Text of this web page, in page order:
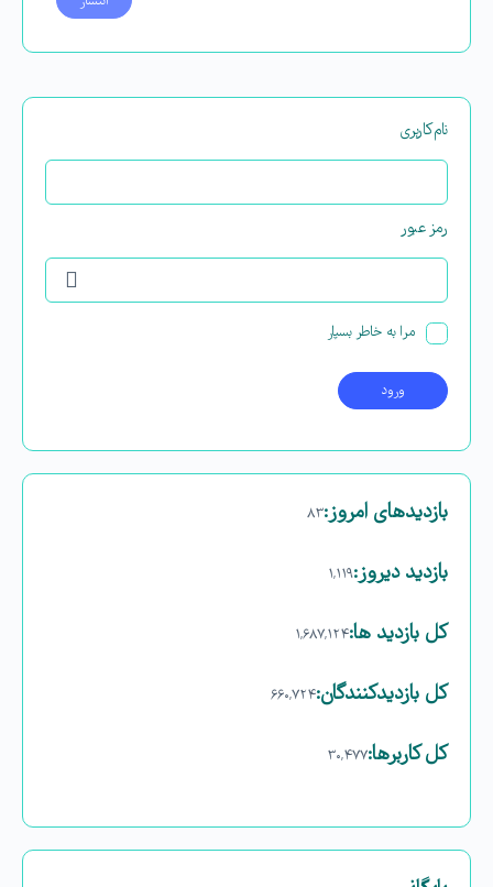
نام‌کاربری
رمز عبور
مرا به خاطر بسپار
بازدیدهای امروز:۸۳
بازدید دیروز:۱,۱۱۹
کل بازدید ها:۱,۶۸۷,۱۲۴
کل بازدیدکنند‌گان:۶۶۰,۷۲۴
کل کاربرها:۳۰,۴۷۷